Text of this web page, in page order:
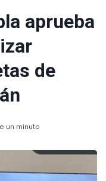
aprueba
de
un minuto